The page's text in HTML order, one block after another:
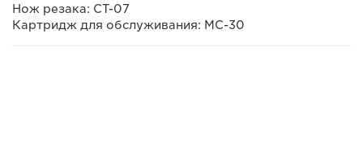
Нож резака: CT-07
Картридж для обслуживания: MC-30